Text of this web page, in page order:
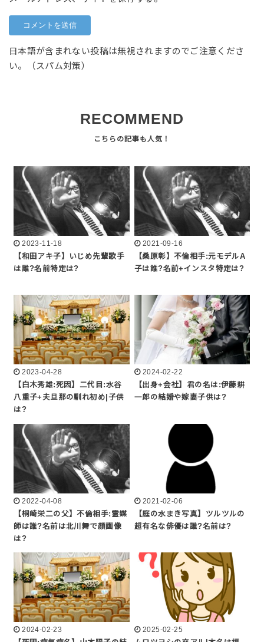
日本語が含まれない投稿は無視されますのでご注意くださ
い。（スパム対策）
RECOMMEND
2023-11-18
【和田アキ子】いじめ先輩歌手
は誰?名前特定は?
2021-09-16
【桑原彰】不倫相手:元モデルA
子は誰?名前+インスタ特定は?
2023-04-28
【白木秀雄:死因】二代目:水谷
八重子+夫旦那の馴れ初め|子供
は?
2024-02-22
【出身+会社】君の名は:伊藤耕
一郎の結婚や嫁妻子供は?
2022-04-08
【桐崎栄二の父】不倫相手:霊媒
師は誰?名前は北川舞で顔画像
は?
2021-02-06
【庭の水まき写真】ツルツルの
超有名な俳優は誰?名前は?
2024-02-23
2025-02-25